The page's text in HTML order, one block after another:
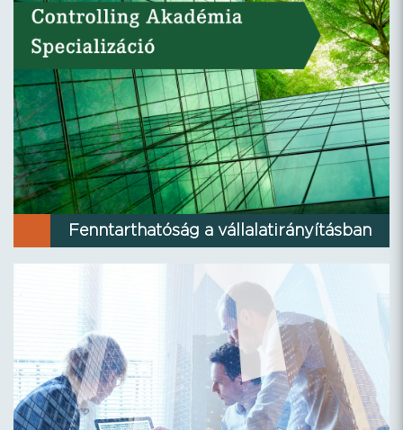
Fenntarthatóság a vállalatirányításban